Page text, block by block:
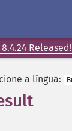
8.4.24 Released!
a língua: